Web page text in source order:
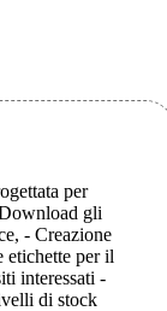
per
gli
- Creazione
etichette per il
interessati -
di stock